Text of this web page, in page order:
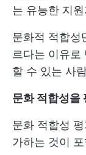
는 유능한 지
문화적 적합성
르다는 이유로
할 수 있는 사
문화 적합성을
문화 적합성
가하는 것이